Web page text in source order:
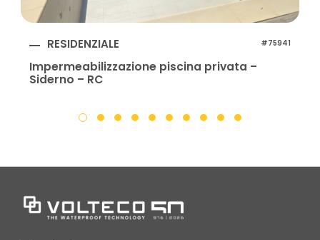
RESIDENZIALE #75941
Impermeabilizzazione piscina privata –
Siderno – RC